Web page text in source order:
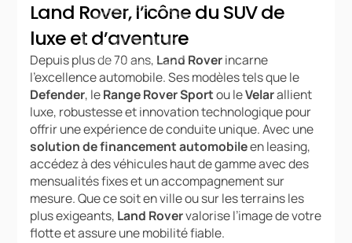
Land Rover, l’icône du SUV de
luxe et d’aventure
Depuis plus de 70 ans, Land Roverincarne
l’excellence automobile. Ses modèles tels que le
Defender, leRange Rover Sportou leVelarallient
luxe, robustesse et innovation technologique pour
offrir une expérience de conduite unique. Avec une
solution de financement automobileen leasing,
accédez à des véhicules haut de gamme avec des
mensualités fixes et un accompagnement sur
mesure. Que ce soit en ville ou sur les terrains les
plus exigeants, Land Rovervalorise l’image de votre
flotte et assure une mobilité fiable.